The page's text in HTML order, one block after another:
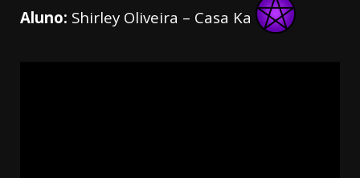
Aluno: Shirley Oliveira – Casa Ka